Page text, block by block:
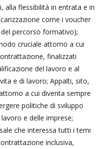
flessibilità in entrata e in
come i voucher
percorso formativo);
cruciale attorno a cui
finalizzati
del lavoro e al
e di lavoro; Appalti, sito,
a cui diventa sempre
politiche di sviluppo
e delle imprese;
che interessa tutti i temi
inclusiva,